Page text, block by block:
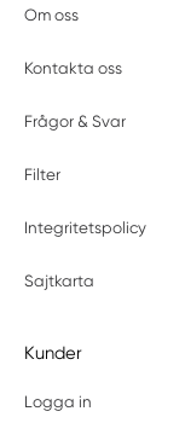
Om oss
Kontakta oss
Frågor & Svar
Filter
Integritetspolicy
Sajtkarta
Kunder
Logga in